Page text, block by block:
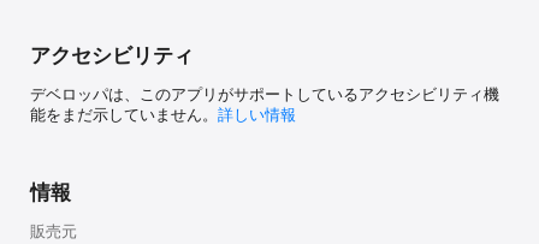
アクセシビリティ
デベロッパは、このアプリがサポートしているアクセシビリティ機
能をまだ示していません。 詳しい情報
情報
販売元